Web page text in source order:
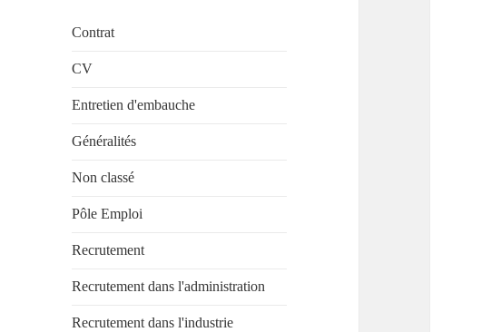
Contrat
CV
Entretien d'embauche
Généralités
Non classé
Pôle Emploi
Recrutement
Recrutement dans l'administration
Recrutement dans l'industrie